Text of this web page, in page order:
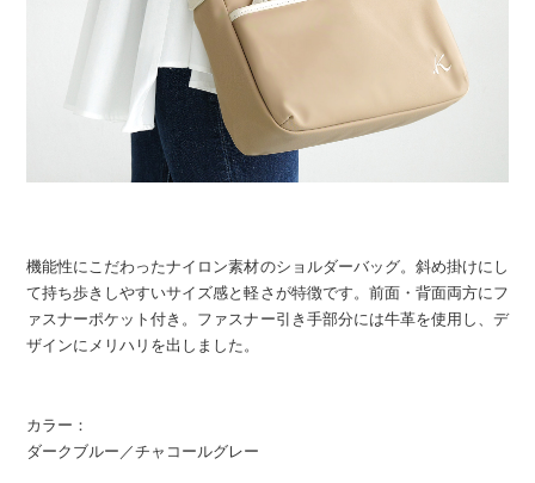
機能性にこだわったナイロン素材のショルダーバッグ。斜め掛けにし
て持ち歩きしやすいサイズ感と軽さが特徴です。前面・背面両方にフ
ァスナーポケット付き。ファスナー引き手部分には牛革を使用し、デ
ザインにメリハリを出しました。
カラー：
ダークブルー／チャコールグレー